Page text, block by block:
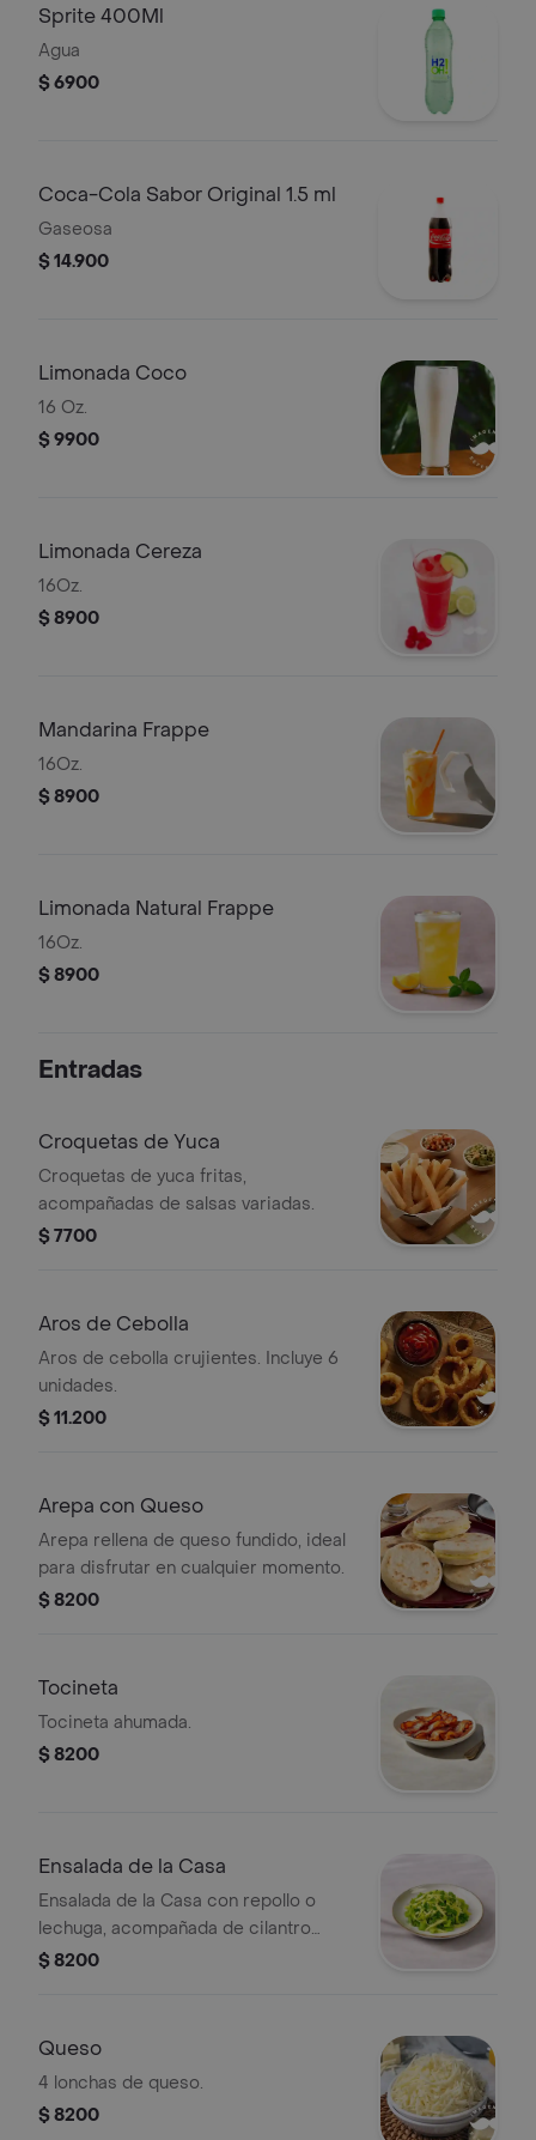
Sprite 400Ml
Agua
$ 6900
Coca-Cola Sabor Original 1.5 ml
Gaseosa
$ 14.900
Limonada Coco
16 Oz.
$ 9900
Limonada Cereza
16Oz.
$ 8900
Mandarina Frappe
16Oz.
$ 8900
Limonada Natural Frappe
16Oz.
$ 8900
Entradas
Croquetas de Yuca
Croquetas de yuca fritas,
acompañadas de salsas variadas.
$ 7700
Aros de Cebolla
Aros de cebolla crujientes. Incluye 6
unidades.
$ 11.200
Arepa con Queso
Arepa rellena de queso fundido, ideal
para disfrutar en cualquier momento.
$ 8200
Tocineta
Tocineta ahumada.
$ 8200
Ensalada de la Casa
Ensalada de la Casa con repollo o
lechuga, acompañada de cilantro
fresco y tiras de mango.
$ 8200
Queso
4 lonchas de queso.
$ 8200